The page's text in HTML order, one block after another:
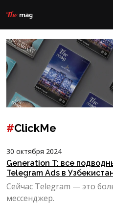
#ClickMe
30 октября 2024
Generation T: все
Telegram Ads в
Сейчас Telegram — это
мессенджер.